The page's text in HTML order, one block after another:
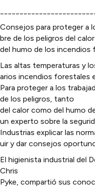
Consejos para proteger a
bre de los peligros del
del humo de los incendios
Las altas temperaturas y
arios incendios forestales
Para proteger a los
de los peligros, tanto
del calor como del humo
un experto sobre la
Industrias explicar las
uir y dar consejos
El higienista industrial del
Chris
Pyke, compartió sus